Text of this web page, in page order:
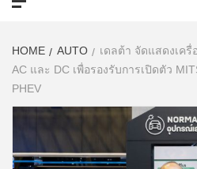
HOME AUTO
เดลต้า จัดแสดงเค
AC และ DC เพื่อรองรับการเปิดตัว
PHEV